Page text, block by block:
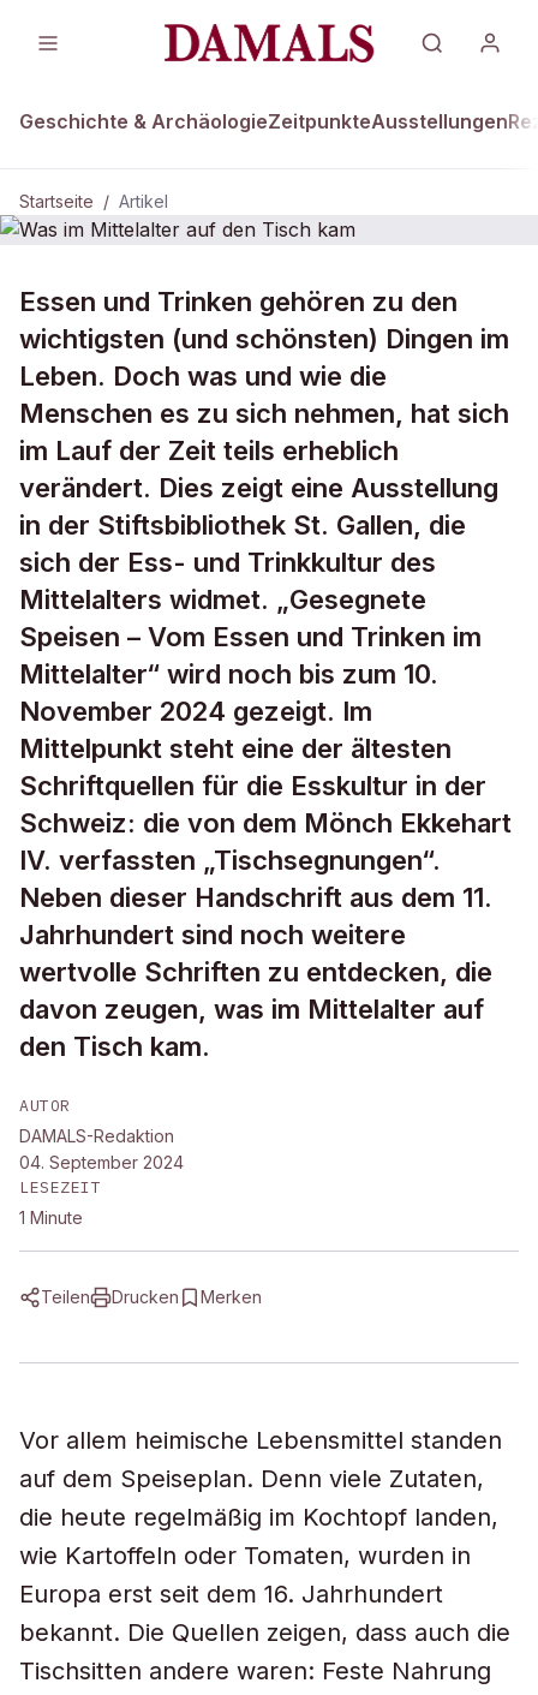
Geschichte & ArchäologieZeitpunkteAusstellungen
Startseite / Artikel
Was im Mittelalter auf den Tisch
kam
Essen und Trinken gehören zu den
wichtigsten (und schönsten) Dingen im
Leben. Doch was und wie die
Menschen es zu sich nehmen, hat sich
im Lauf der Zeit teils erheblich
verändert. Dies zeigt eine Ausstellung
in der Stiftsbibliothek St. Gallen, die
sich der Ess- und Trinkkultur des
Mittelalters widmet. „Gesegnete
Speisen – Vom Essen und Trinken im
Mittelalter“ wird noch bis zum 10.
November 2024 gezeigt. Im
Mittelpunkt steht eine der ältesten
Schriftquellen für die Esskultur in der
Schweiz: die von dem Mönch Ekkehart
IV. verfassten „Tischsegnungen“.
Neben dieser Handschrift aus dem 11.
Jahrhundert sind noch weitere
wertvolle Schriften zu entdecken, die
davon zeugen, was im Mittelalter auf
den Tisch kam.
AUTOR
DAMALS-Redaktion
04. September 2024
LESEZEIT
1 Minute
Teilen Drucken Merken
Vor allem heimische Lebensmittel standen
auf dem Speiseplan. Denn viele Zutaten,
die heute regelmäßig im Kochtopf landen,
wie Kartoffeln oder Tomaten, wurden in
Europa erst seit dem 16. Jahrhundert
bekannt. Die Quellen zeigen, dass auch die
Tischsitten andere waren: Feste Nahrung